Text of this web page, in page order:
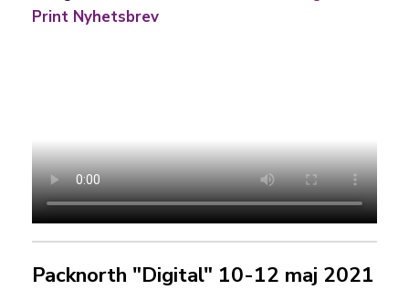
Print Nyhetsbrev
Packnorth "Digital" 10-12 maj 2021